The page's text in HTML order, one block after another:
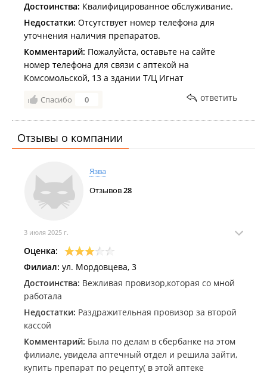
Достоинства: Квалифицированное обслуживание.
Недостатки: Отсутствует номер телефона для
уточнения наличия препаратов.
Комментарий: Пожалуйста, оставьте на сайте
номер телефона для связи с аптекой на
Комсомольской, 13 а здании Т/Ц Игнат
Спасибо 0 ответить
Отзывы о компании
Язва
Отзывов28
3 июля 2025 г.
Оценка:
Филиал: ул. Мордовцева, 3
Достоинства: Вежливая провизор,которая со мной
работала
Недостатки: Раздражительная провизор за второй
кассой
Комментарий: Была по делам в сбербанке на этом
филиале, увидела аптечный отдел и решила зайти,
купить препарат по рецепту( в этой аптеке